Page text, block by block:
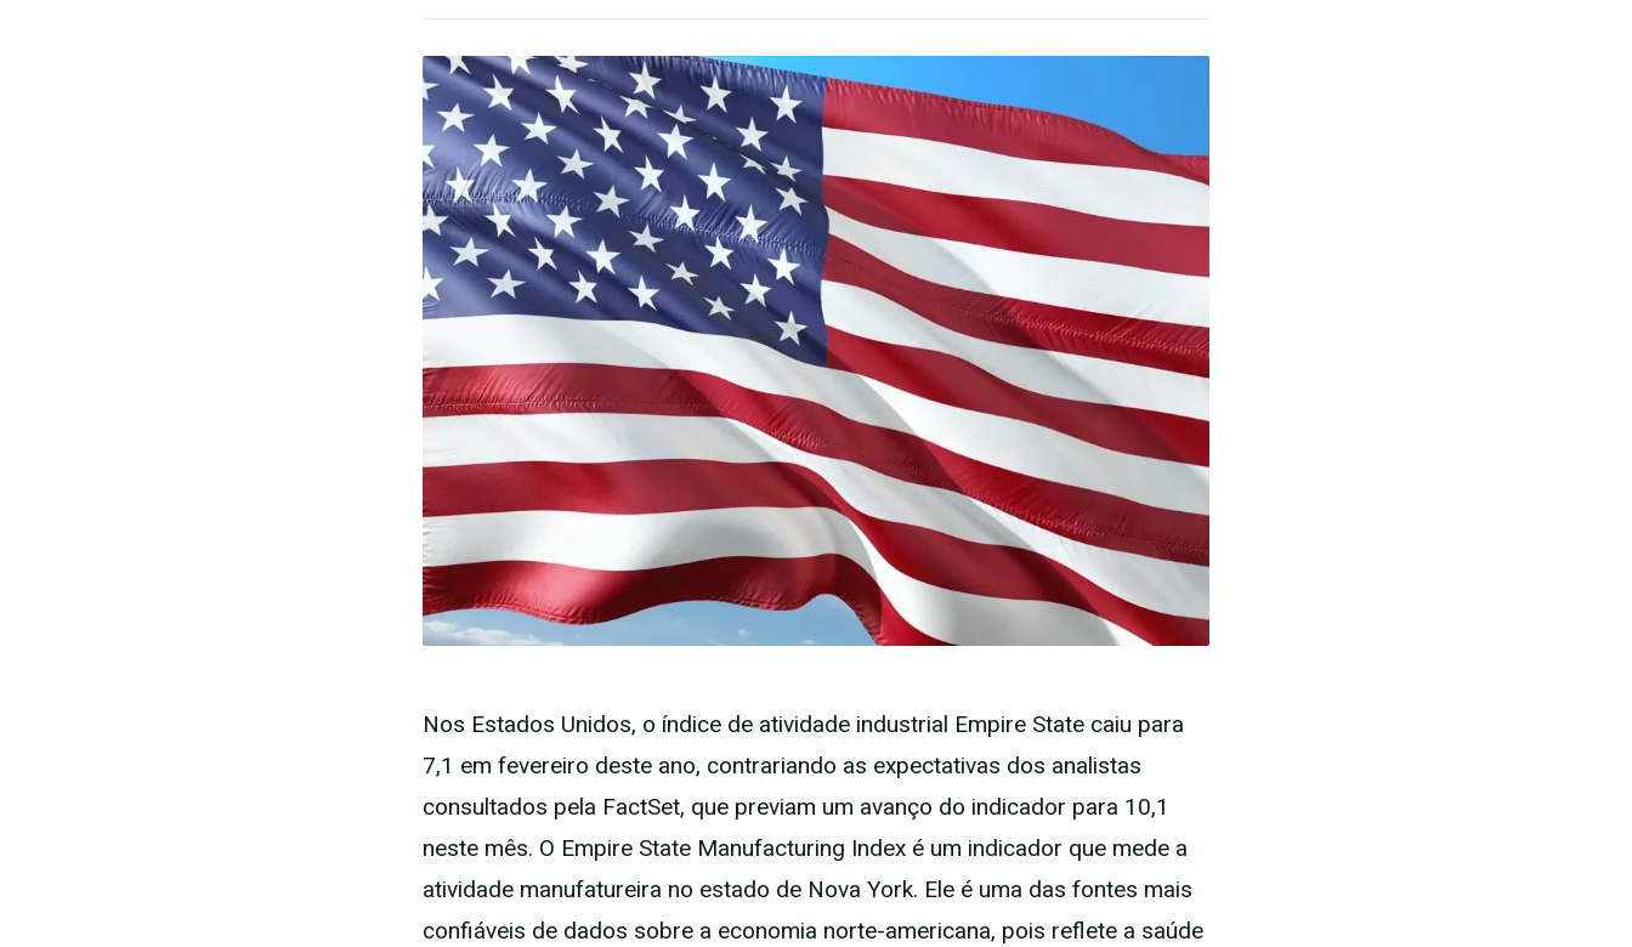
Nos Estados Unidos, o índice de atividade industrial Empire State caiu para
7,1 em fevereiro deste ano, contrariando as expectativas dos analistas
consultados pela FactSet, que previam um avanço do indicador para 10,1
neste mês. O Empire State Manufacturing Index é um indicador que mede a
atividade manufatureira no estado de Nova York. Ele é uma das fontes mais
confiáveis de dados sobre a economia norte-americana, pois reflete a saúde